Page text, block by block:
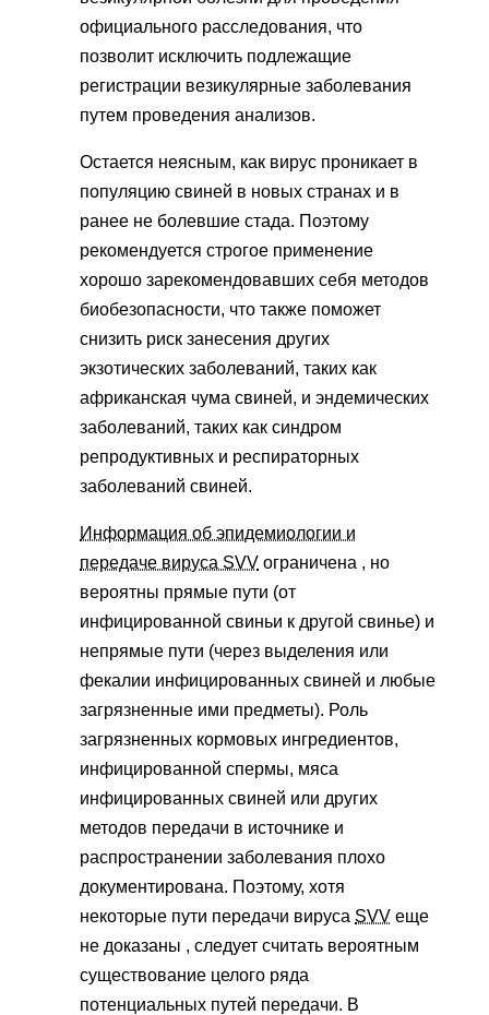
официального расследования, что
позволит исключить подлежащие
регистрации везикулярные заболевания
путем проведения анализов.
Остается неясным, как вирус проникает в
популяцию свиней в новых странах и в
ранее не болевшие стада. Поэтому
рекомендуется строгое применение
хорошо зарекомендовавших себя методов
биобезопасности, что также поможет
снизить риск занесения других
экзотических заболеваний, таких как
африканская чума свиней, и эндемических
заболеваний, таких как синдром
репродуктивных и респираторных
заболеваний свиней.
Информация об эпидемиологии и
передаче вируса SVV ограничена , но
вероятны прямые пути (от
инфицированной свиньи к другой свинье) и
непрямые пути (через выделения или
фекалии инфицированных свиней и любые
загрязненные ими предметы). Роль
загрязненных кормовых ингредиентов,
инфицированной спермы, мяса
инфицированных свиней или других
методов передачи в источнике и
распространении заболевания плохо
документирована. Поэтому, хотя
некоторые пути передачи вируса SVV еще
не доказаны , следует считать вероятным
существование целого ряда
потенциальных путей передачи. В